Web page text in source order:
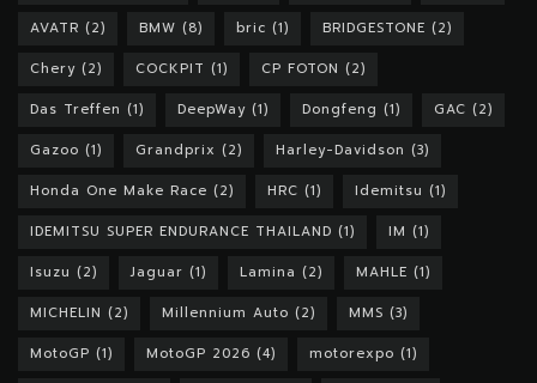
AVATR (2) BMW (8) bric (1) BRIDGESTONE (2)
Chery (2) COCKPIT (1) CP FOTON (2)
Das Treffen (1) DeepWay (1) Dongfeng (1) GAC (2)
Gazoo (1) Grandprix (2) Harley-Davidson (3)
Honda One Make Race (2) HRC (1) Idemitsu (1)
IDEMITSU SUPER ENDURANCE THAILAND (1) IM (1)
Isuzu (2) Jaguar (1) Lamina (2) MAHLE (1)
MICHELIN (2) Millennium Auto (2) MMS (3)
MotoGP (1) MotoGP 2026 (4) motorexpo (1)